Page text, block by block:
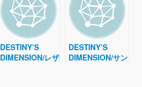
DESTINY’S
DIMENSION/レザ
DESTINY’S
DIMENSION/サン